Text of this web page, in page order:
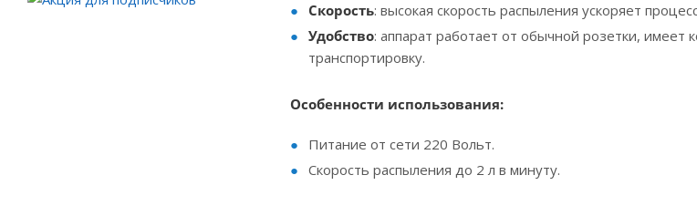
Скорость: высокая скорость распыления ускоряет
Удобство: аппарат работает от обычной розетки, имеет
транспортировку.
Особенности использования:
Питание от сети 220 Вольт.
Скорость распыления до 2 л в минуту.